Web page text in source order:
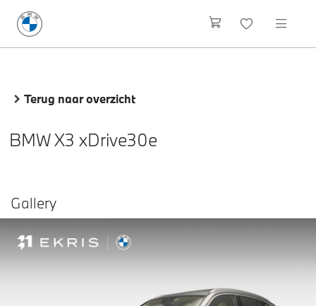
Terug naar overzicht
BMW X3 xDrive30e
Gallery